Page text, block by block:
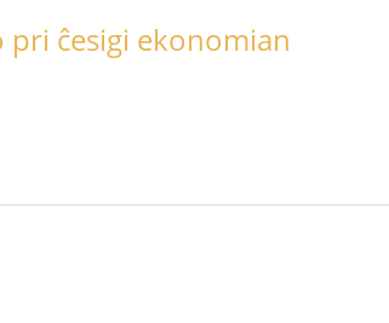
ĉesigi ekonomian